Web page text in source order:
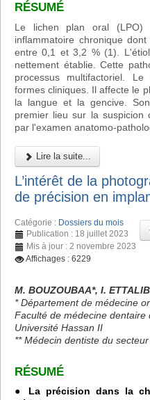
RÉSUMÉ
Le lichen plan oral (LPO)
inflammatoire chronique
entre 0,1 et 3,2 % (1).
nettement établie. Cette
processus multifactoriel.
formes cliniques. Il affecte le
la langue et la gencive.
premier lieu sur la suspicion
par l'examen anatomo-
Lire la suite...
L’intérêt de la
de précision en
Catégorie : Dossiers du mois
Publication : 18 juillet 2023
Mis à jour : 2 novembre 2023
Affichages : 6229
M. BOUZOUBAA*, I.
* Département de médecine
Faculté de médecine dentaire
Université Hassan II
** Médecin dentiste du
RÉSUMÉ
● La précision dans la